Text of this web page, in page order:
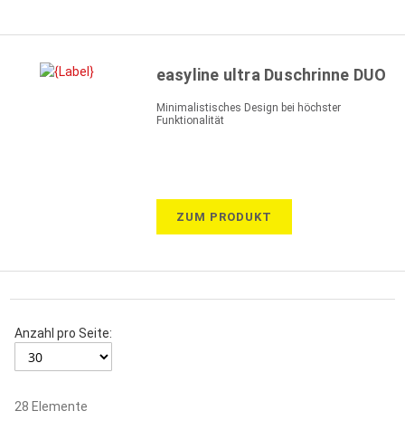
easyline ultra Duschrinne DUO
Minimalistisches Design bei höchster
Funktionalität
ZUM PRODUKT
Anzahl pro Seite:
28 Elemente